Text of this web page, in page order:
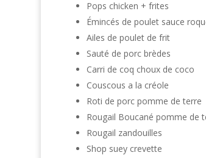
Pops chicken + frites
Émincés de poulet sauce
Ailes de poulet de frit
Sauté de porc brèdes
Carri de coq choux de coco
Couscous a la créole
Roti de porc pomme de terre
Rougail Boucané pomme de
Rougail zandouilles
Shop suey crevette